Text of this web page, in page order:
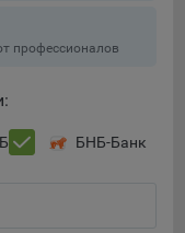
посещать
чтобы ограничить
cookie. Кроме
удалить ранее
ознакомиться,
профессионалов
БНБ-Банк